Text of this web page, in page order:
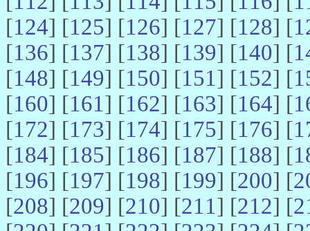
[124] [125] [126] [127] [128] [
[136] [137] [138] [139] [140] [
[148] [149] [150] [151] [152] [
[160] [161] [162] [163] [164] [
[172] [173] [174] [175] [176] [
[184] [185] [186] [187] [188] [
[196] [197] [198] [199] [200] [
[208] [209] [210] [211] [212] [